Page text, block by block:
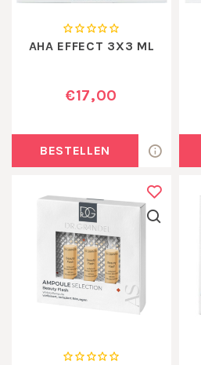
AHA EFFECT 3X3 ML
€17,00
BESTELLEN